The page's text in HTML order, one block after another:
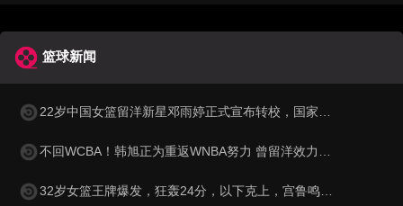
篮球新闻
22岁中国女篮留洋新星邓雨婷正式宣布转校，国家队未来或迎来锋线新力量
不回WCBA！韩旭正为重返WNBA努力 曾留洋效力纽约自由人
32岁女篮王牌爆发，狂轰24分，以下克上，宫鲁鸣或拿她代替李梦？